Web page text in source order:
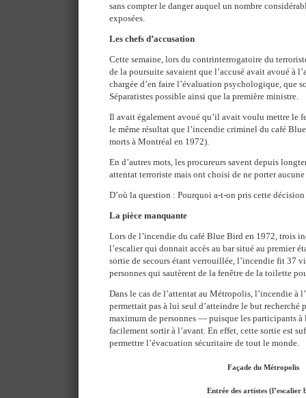
sans compter le danger auquel un nombre
exposées.
Les chefs d’accusation
Cette semaine, lors du contrinterrogatoire du
de la poursuite savaient que l’accusé avait avoué à
chargée d’en faire l’évaluation psychologique, que
Séparatistes possible ainsi que la première ministre.
Il avait également avoué qu’il avait voulu mettre le
le même résultat que l’incendie criminel du café
morts à Montréal en 1972).
En d’autres mots, les procureurs savent depuis
attentat terroriste mais ont choisi de ne porter
D’où la question : Pourquoi a-t-on pris cette décision
La pièce manquante
Lors de l’incendie du café Blue Bird en 1972, trois
l’escalier qui donnait accès au bar situé au premier
sortie de secours étant verrouillée, l’incendie fit 37
personnes qui sautèrent de la fenêtre de la toilette
Dans le cas de l’attentat au Métropolis, l’incendie à
permettait pas à lui seul d’atteindre le but
maximum de personnes — puisque les participants à
facilement sortir à l’avant. En effet, cette sortie est
permettre l’évacuation sécuritaire de tout le monde.
Façade du Métropolis
Entrée des artistes (l’escalier